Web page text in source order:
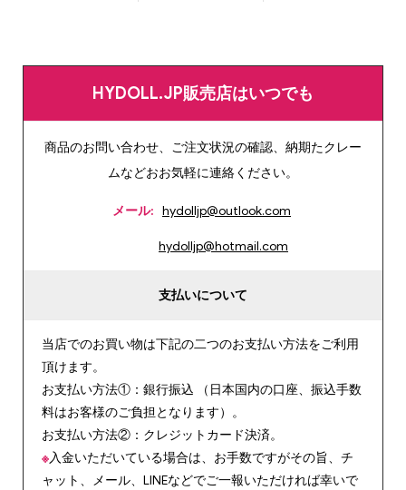
HYDOLL.JP販売店はいつでも
商品のお問い合わせ、ご注文状況の確認、納期たクレー
ムなどおお気軽に連絡ください。
メール: hydolljp@outlook.com
hydolljp@hotmail.com
支払いについて
当店でのお買い物は下記の二つのお支払い方法をご利用
頂けます。
お支払い方法①：銀行振込 （日本国内の口座、振込手数
料はお客様のご負担となります）。
お支払い方法②：クレジットカード決済。
※入金いただいている場合は、お手数ですがその旨、チ
ャット、メール、LINEなどでご一報いただければ幸いで